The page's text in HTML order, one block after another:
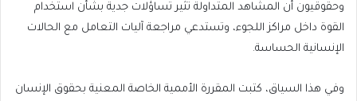
وحقوقيون أن المشاهد المتداولة تثير تساؤلات جدية بشأن استخدام
القوة داخل مراكز اللجوء، وتستدعي مراجعة آليات التعامل مع الحالات
الإنسانية الحساسة.
وفي هذا السياق، كتبت المقررة الأممية الخاصة المعنية بحقوق الإنسان